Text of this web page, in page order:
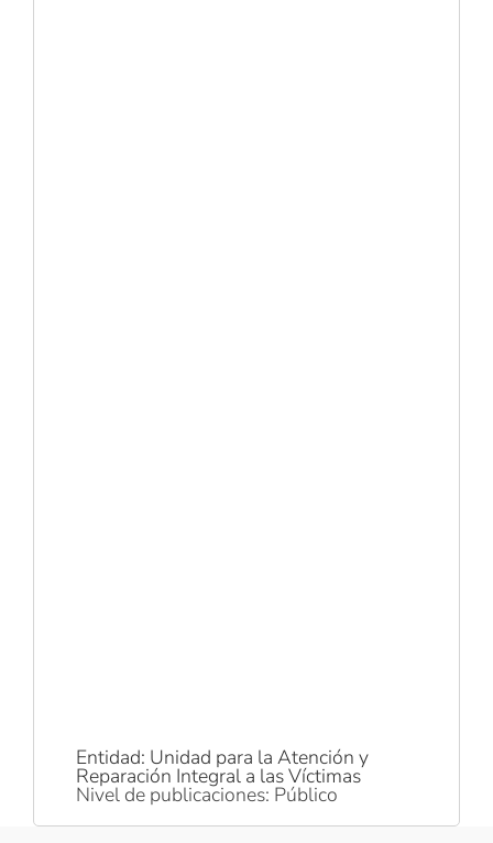
Entidad: Unidad para la Atención y
Reparación Integral a las Víctimas
Nivel de publicaciones: Público